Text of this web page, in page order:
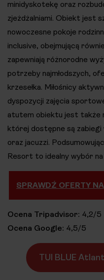
minidyskotekę oraz
zjeżdżalniami. Obiekt jest
nowoczesne pokoje
inclusive, obejmującą
zapewniają różnorodne
potrzeby najmłodszych,
krzesełka. Miłośnicy
dyspozycji zajęcia
atutem obiektu jest także
której dostępne są zabiegi
oraz jacuzzi.
Resort to idealny wybór na
SPRAWDŹ OFERTY
Ocena Tripadvisor: 4,2/5
Ocena Google: 4,5/5
TUI BLUE